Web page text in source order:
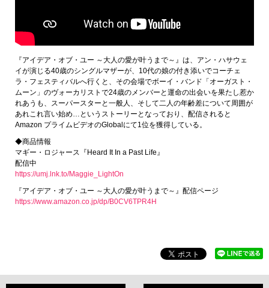
『アイデア・オブ・ユー ～大人の愛が叶うまで～』は、アン・ハサウェ
イが演じる40歳のシングルマザーが、10代の娘の付き添いでコーチェ
ラ・フェスティバルへ行くと、その会場でボーイ・バンド「オーガスト・
ムーン」のヴォーカリストで24歳のメンバーと運命の出会いを果たし惹か
れあうも、スーパースターと一般人、そして二人の年齢差について周囲が
あれこれ言い始め…というストーリーとなっており、配信されると
Amazon プライムビデオのGlobalにて1位を獲得している。
◆商品情報
マギー・ロジャース『Heard It In a Past Life』
配信中
https://umj.lnk.to/Maggie_LightOn
『アイデア・オブ・ユー ～大人の愛が叶うまで～』配信ページ
https://www.amazon.co.jp/dp/B0CV6TPR4H